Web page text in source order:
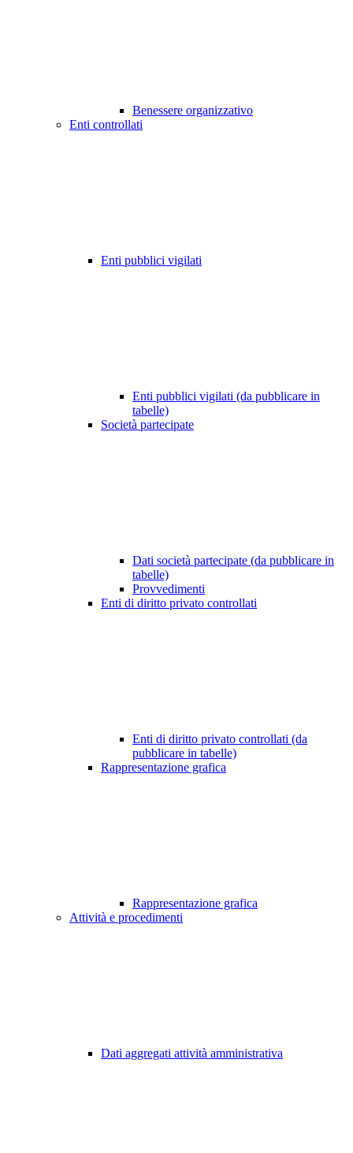
Benessere organizzativo
Enti controllati
Enti pubblici vigilati
Enti pubblici vigilati (da pubblicare in
tabelle)
Società partecipate
Dati società partecipate (da pubblicare in
tabelle)
Provvedimenti
Enti di diritto privato controllati
Enti di diritto privato controllati (da
pubblicare in tabelle)
Rappresentazione grafica
Rappresentazione grafica
Attività e procedimenti
Dati aggregati attività amministrativa